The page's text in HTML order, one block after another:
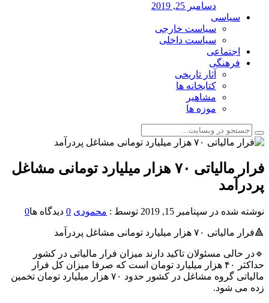
دسامبر 25, 2019
سیاسی
سیاست خارجی
سیاست داخلی
اجتماعی
فرهنگی
آثار تاریخی
کتابخانه ها
مشاهیر
موزه ها
فرار مالیاتی ۷۰ هزار میلیارد تومانی مشاغل
پردرآمد
نوشته شده در سپتامبر 15, 2019 توسط : محمودی 0 دیدگاه ها0
🔺فرار مالیاتی ۷۰ هزار میلیارد تومانی مشاغل پردرآمد
🔹در حالی مسئولان تاکید دارند میزان فرار مالیاتی در کشور
حداکثر ۴۰ هزار میلیارد تومان است که صرفا میزان کل فرار
مالیاتی گروه مشاغل در کشور حدود ۷۰ هزار میلیارد تومان تخمین
زده می شود.